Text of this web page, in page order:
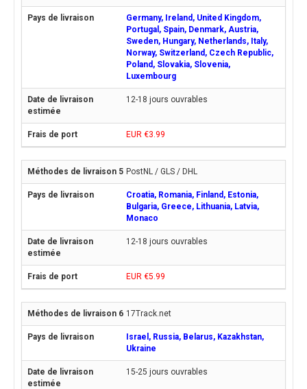
Germany, Ireland, United Kingdom,
Portugal, Spain, Denmark, Austria,
Sweden, Hungary, Netherlands, Italy,
Norway, Switzerland, Czech Republic,
Poland, Slovakia, Slovenia,
Luxembourg
12-18 jours ouvrables
EUR €3.99
PostNL / GLS / DHL
Croatia, Romania, Finland, Estonia,
Bulgaria, Greece, Lithuania, Latvia,
Monaco
12-18 jours ouvrables
EUR €5.99
17Track.net
Israel, Russia, Belarus, Kazakhstan,
Ukraine
15-25 jours ouvrables